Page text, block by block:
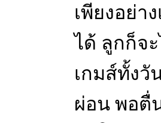
เพียงอย่า
ได้ ลูกก็จ
เกมส์ทั้งวั
ผ่อน พอตื่